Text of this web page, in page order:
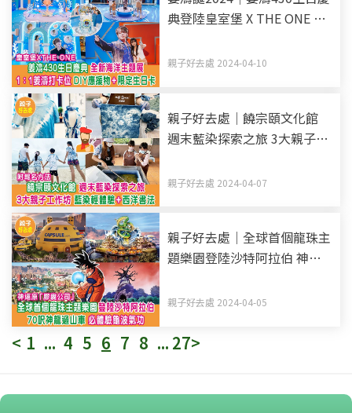
典登陸皇室堡 X THE ONE 全
位 姜糖必玩DIY應援物+限定
親子好去處 2024-04-10
親子好去處｜饒宗頤文化館
週末藍染探索之旅 3大親子工
附報名方法
親子好去處 2024-04-07
親子好去處｜全球首個龍珠主
題樂園登陸沙特阿拉伯 神還
山車+必體驗龜波氣功
親子好去處 2024-04-05
< 1 ... 4 5 6 7 8 ... 27>